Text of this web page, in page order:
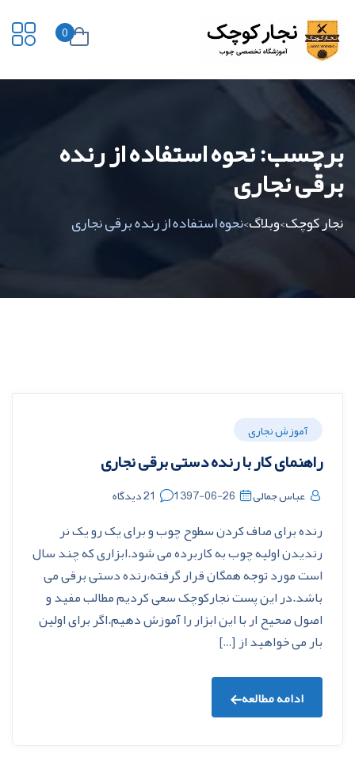
0
برچسب:نحوه استفاده از رنده
برقی نجاری
نجار کوچک>وبلاگ>نحوه استفاده از رنده برقی نجاری
آموزش نجاری
راهنمای کار با رنده دستی برقی نجاری
عباس جمالی 1397-06-26 21 دیدگاه
رنده برای صاف کردن سطوح چوب و برای یک رو یک نر
رندیدن اولیه چوب به کاربرده می شود.ابزاری که چند سال
است مورد توجه همگان قرار گرفته،رنده دستی برقی می
باشد.در این پست نجارکوچک سعی کردیم مطالب مفید و
اصول صحیح ار با این ابزار را آموزش دهیم.اگر برای اولین
بار می خواهید از […]
ادامه مطالعه